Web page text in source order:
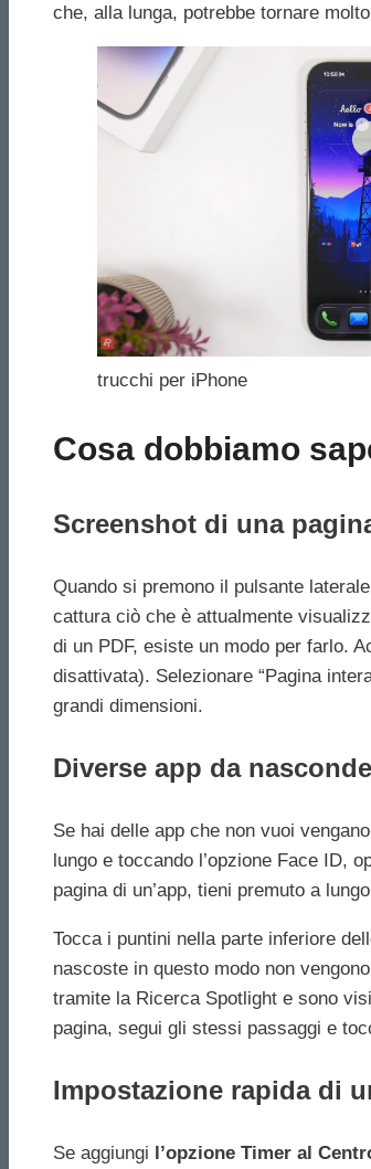
che, alla lunga, potrebbe tornare
trucchi per iPhone
Cosa dobbiamo
Screenshot di una
Quando si premono il pulsante
cattura ciò che è attualmente
di un PDF, esiste un modo per farlo.
disattivata). Selezionare “Pagina
grandi dimensioni.
Diverse app da
Se hai delle app che non vuoi
lungo e toccando l’opzione Face ID,
pagina di un’app, tieni premuto a
Tocca i puntini nella parte inferiore
nascoste in questo modo non
tramite la Ricerca Spotlight e sono
pagina, segui gli stessi passaggi e
Impostazione rapida di
Se aggiungi l’opzione Timer al